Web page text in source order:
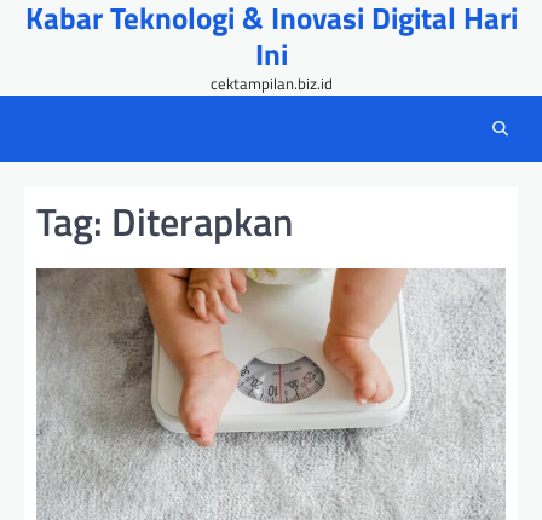
SkipKabar Teknologi & Inovasi Digital Hari
Ini
cektampilan.biz.id
Tag: Diterapkan